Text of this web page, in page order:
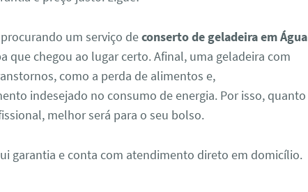
um serviço deconserto de geladeira em Água
que chegou ao lugar certo. Afinal, uma geladeira com
como a perda de alimentos e,
indesejado no consumo de energia. Por isso, quanto
melhor será para o seu bolso.
garantia e conta com atendimento direto em domicílio.